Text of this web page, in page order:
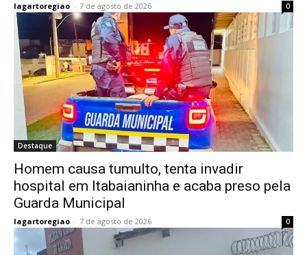
lagartoregiao - 7 de agosto de 2026 0
Destaque
Homem causa tumulto, tenta invadir
hospital em Itabaianinha e acaba preso pela
Guarda Municipal
lagartoregiao - 7 de agosto de 2026 0